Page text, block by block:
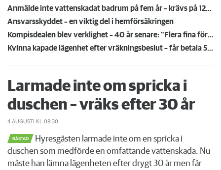
Anmälde inte vattenskadat badrum på fem år – krävs på 125 000 kronor
Ansvarsskyddet – en viktig del i hemförsäkringen
Kompisdealen blev verklighet – 40 år senare: "Flera fina fördelar med att dela bostad"
Kvinna kapade lägenhet efter vräkningsbeslut – får betala 50 000
Larmade inte om spricka i
duschen – vräks efter 30 år
4 AUGUSTI KL 08:30
BÅSTAD
Hyresgästen larmade inte om en spricka i
duschen som medförde en omfattande vattenskada. Nu
måste han lämna lägenheten efter drygt 30 år men får